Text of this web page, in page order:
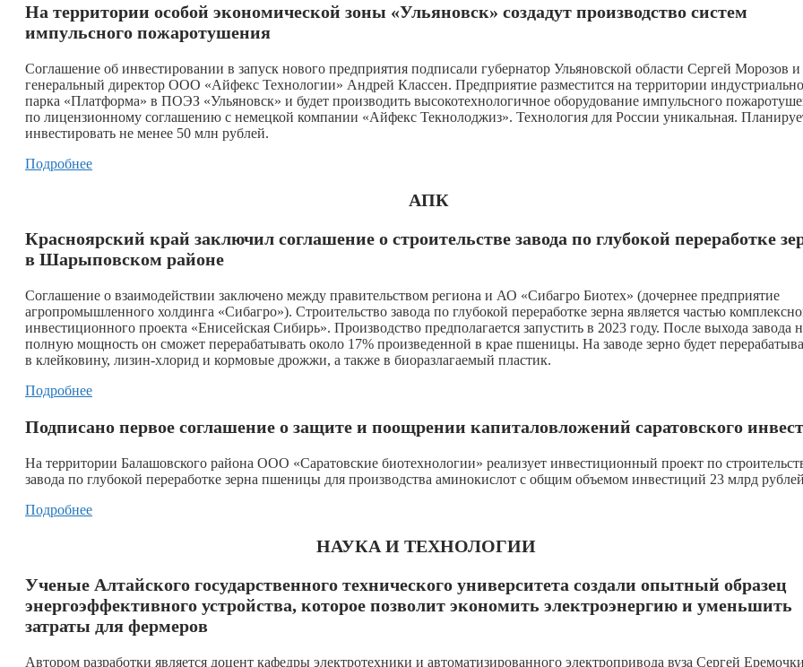
На территории особой экономической зоны «Ульяновск» создадут производство систем
импульсного пожаротушения
Соглашение об инвестировании в запуск нового предприятия подписали губернатор Ульяновской области Сергей Морозов и
генеральный директор ООО «Айфекс Технологии» Андрей Классен. Предприятие разместится на территории
парка «Платформа» в ПОЭЗ «Ульяновск» и будет производить высокотехнологичное оборудование импульсного
по лицензионному соглашению с немецкой компании «Айфекс Текнолоджиз». Технология для России уникальная.
инвестировать не менее 50 млн рублей.
Подробнее
АПК
Красноярский край заключил соглашение о строительстве завода по глубокой переработке
в Шарыповском районе
Соглашение о взаимодействии заключено между правительством региона и АО «Сибагро Биотех» (дочернее предприятие
агропромышленного холдинга «Сибагро»). Строительство завода по глубокой переработке зерна является частью
инвестиционного проекта «Енисейская Сибирь». Производство предполагается запустить в 2023 году. После выхода завода
полную мощность он сможет перерабатывать около 17% произведенной в крае пшеницы. На заводе зерно будет
в клейковину, лизин-хлорид и кормовые дрожжи, а также в биоразлагаемый пластик.
Подробнее
Подписано первое соглашение о защите и поощрении капиталовложений саратовского
На территории Балашовского района ООО «Саратовские биотехнологии» реализует инвестиционный проект по
завода по глубокой переработке зерна пшеницы для производства аминокислот с общим объемом инвестиций 23 млрд
Подробнее
НАУКА И ТЕХНОЛОГИИ
Ученые Алтайского государственного технического университета создали опытный образец
энергоэффективного устройства, которое позволит экономить электроэнергию и уменьшить
затраты для фермеров
Автором разработки является доцент кафедры электротехники и автоматизированного электропривода вуза Сергей